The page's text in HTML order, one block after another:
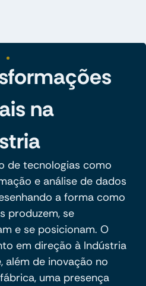
na
de tecnologias como
e análise de dados
a forma como
produzem, se
e se posicionam. O
em direção à Indústria
além de inovação no
uma presença